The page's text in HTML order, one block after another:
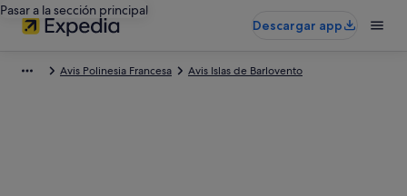
Pasar a la sección principal
Descargar app
Avis Polinesia Francesa Avis Islas de Barlovento